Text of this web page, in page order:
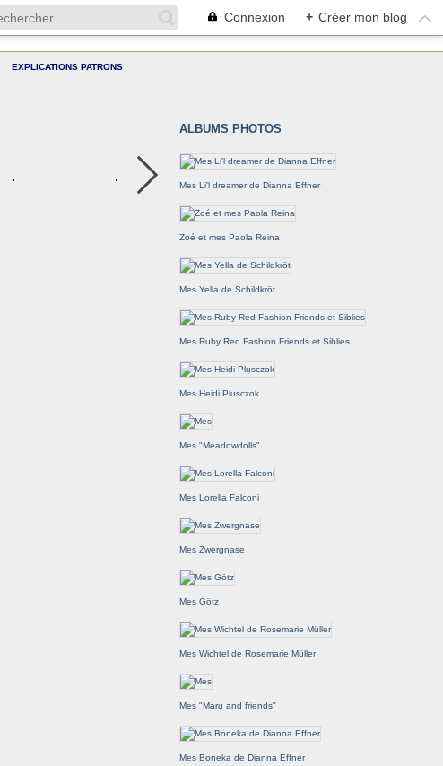
Connexion + Créer mon blog
EXPLICATIONS PATRONS
ALBUMS PHOTOS
Mes Li'l dreamer de Dianna Effner
Zoé et mes Paola Reina
Mes Yella de Schildkröt
Mes Ruby Red Fashion Friends et Siblies
Mes Heidi Plusczok
Mes "Meadowdolls"
Mes Lorella Falconi
Mes Zwergnase
Mes Götz
Mes Wichtel de Rosemarie Müller
Mes "Maru and friends"
Mes Boneka de Dianna Effner